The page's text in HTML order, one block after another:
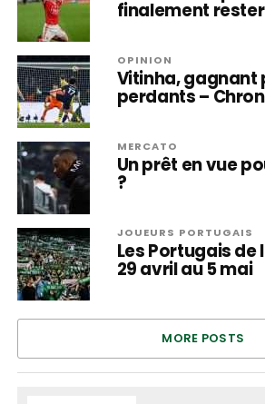
finalement
OPINION
Vitinha, gagnant
perdants –
MERCATO
Un prêt en vue
?
JOUEURS PORTUGAIS
Les Portugais de
29 avril au 5 mai
MORE POSTS